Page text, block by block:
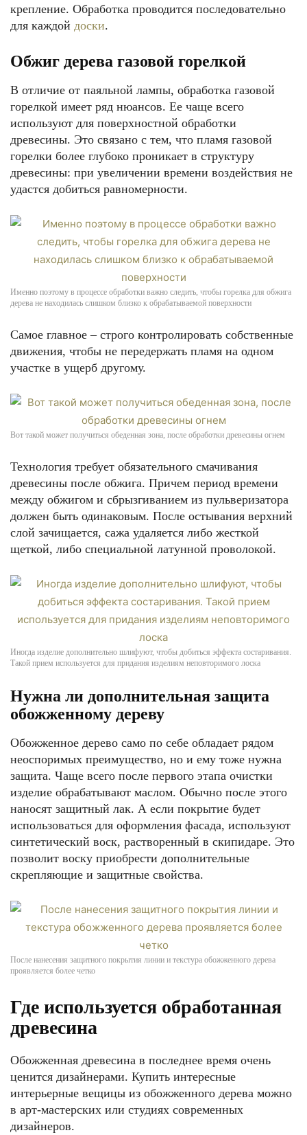
крепление. Обработка проводится последовательно
для каждой доски.
Обжиг дерева газовой горелкой
В отличие от паяльной лампы, обработка газовой
горелкой имеет ряд нюансов. Ее чаще всего
используют для поверхностной обработки
древесины. Это связано с тем, что пламя газовой
горелки более глубоко проникает в структуру
древесины: при увеличении времени воздействия не
удастся добиться равномерности.
Именно поэтому в процессе обработки важно следить, чтобы горелка для обжига
дерева не находилась слишком близко к обрабатываемой поверхности
Самое главное – строго контролировать собственные
движения, чтобы не передержать пламя на одном
участке в ущерб другому.
Вот такой может получиться обеденная зона, после обработки древесины огнем
Технология требует обязательного смачивания
древесины после обжига. Причем период времени
между обжигом и сбрызгиванием из пульверизатора
должен быть одинаковым. После остывания верхний
слой зачищается, сажа удаляется либо жесткой
щеткой, либо специальной латунной проволокой.
Иногда изделие дополнительно шлифуют, чтобы добиться эффекта состаривания.
Такой прием используется для придания изделиям неповторимого лоска
Нужна ли дополнительная защита
обожженному дереву
Обожженное дерево само по себе обладает рядом
неоспоримых преимущество, но и ему тоже нужна
защита. Чаще всего после первого этапа очистки
изделие обрабатывают маслом. Обычно после этого
наносят защитный лак. А если покрытие будет
использоваться для оформления фасада, используют
синтетический воск, растворенный в скипидаре. Это
позволит воску приобрести дополнительные
скрепляющие и защитные свойства.
После нанесения защитного покрытия линии и текстура обожженного дерева
проявляется более четко
Где используется обработанная
древесина
Обожженная древесина в последнее время очень
ценится дизайнерами. Купить интересные
интерьерные вещицы из обожженного дерева можно
в арт-мастерских или студиях современных
дизайнеров.